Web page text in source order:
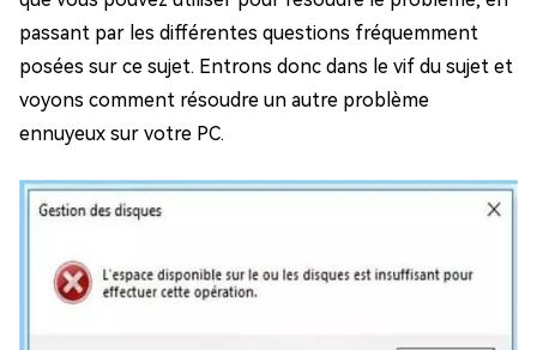
passant par les différentes questions fréquemment
posées sur ce sujet. Entrons donc dans le vif du sujet et
voyons comment résoudre un autre problème
ennuyeux sur votre PC.